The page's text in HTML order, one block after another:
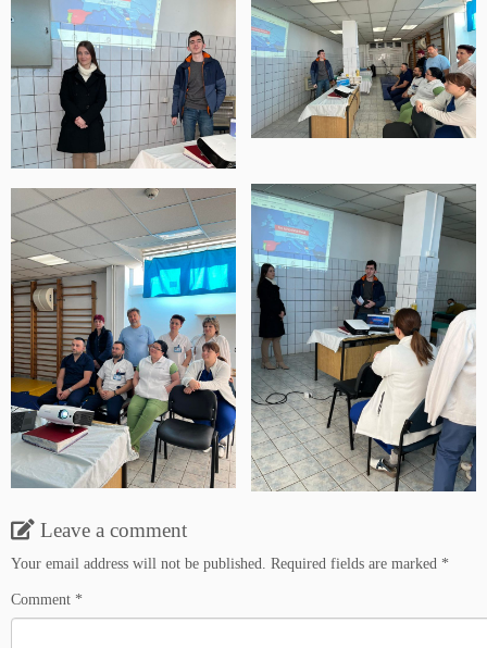
Leave a comment
Your email address will not be published. Required fields are marked *
Comment *